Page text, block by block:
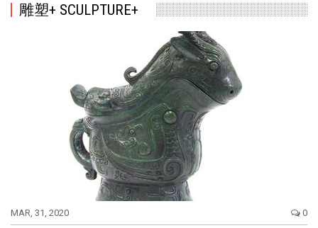
雕塑+ SCULPTURE+
MAR, 31, 2020 0